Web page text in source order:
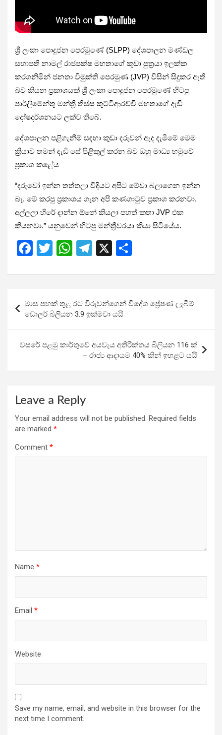
ශ්‍රී ලංකා පොදුජන පෙරමුණේ (SLPP) දේශපාලන මණ්ඩල
සභාපති නාමල් රාජපක්ෂ මහතාගේ කුඩා පුත්‍රයා ඉලක්ක
කරගනිමින් ජනතා විමුක්ති පෙරමුණ (JVP) විසින් සිදුකර ඇති
බව කියන ප්‍රකාශයක් ශ්‍රී ලංකා පොදුජන පෙරමුණේ හිටපු
පාර්ලිමේන්තු මන්ත්‍රී තිස්ස කුට්ටිආරච්චි මහතාගේ දැඩි
දෝෂදර්ශනයට ලක්ව තිබේ.
දේශපාලන පළිගැනීම් සඳහා කුඩා දරුවන් ඇද දැමීමේ මෙම
ක්‍රියාව තමන් දැඩි සේ පිළිකුල් කරන බව ඔහු මාධ්‍ය හමුවේ
ප්‍රකාශ කළේය
“දරුවෝ ඉන්න තත්තලා විදියට අපිට මේවා බලාගෙන ඉන්න
බෑ. මේ කරපු ප්‍රකාශය ගැන අපි කණගාටුව ප්‍රකාශ කරනවා.
අල්ලලා හිරේ දාන්න ඕනේ කියලා පහත් කතා JVP එක
කියනවා.” යනුවෙන් හිටපු මන්ත්‍රීවරයා කියා සිටියේය.
F
ce
o
o
k
T
tt
er
W
at
s
A
p
p
T
e
gr
a
m
X
ar
e
navigation
මාස පහක් තුළ රට විරුවන්ගෙන් විදේශ ප්‍රේෂණ ලැබීම්
ඩොලර් බිලියන 3.9 ඉක්මවා යයි
වසරේ පළමු කාර්තුවේ අයවැය අතිරික්තය බිලියන 116 ක්
– රාජ්‍ය ආදායම 40% කින් ඉහළට යයි
Leave a Reply
Your email address will not be published. Required fields
are marked *
Comment *
Name *
Email *
Website
Save my name, email, and website in this browser for the
next time I comment.